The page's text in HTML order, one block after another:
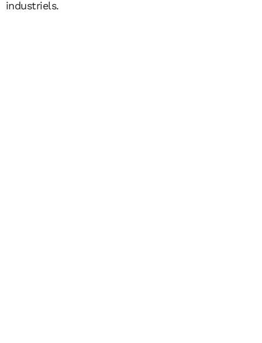
industriels.